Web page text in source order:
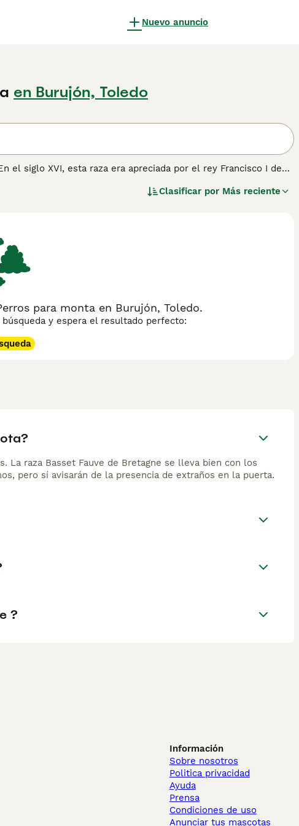
Nuevo anuncio
en Burujón, Toledo
el siglo XVI, esta raza era apreciada por el rey Francisco I de
para obtener más información sobre esta raza.
Clasificar por Más reciente
para monta en Burujón, Toledo.
y espera el resultado perfecto:
La raza Basset Fauve de Bretagne se lleva bien con los
pero sí avisarán de la presencia de extraños en la puerta.
?
Información
Sobre nosotros
Politica privacidad
Ayuda
Prensa
Condiciones de uso
Anunciar tus mascotas